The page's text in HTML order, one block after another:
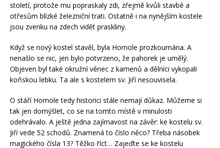
století, protože mu popraskaly zdi, zřejmě kvůli stavbě a
otřesům blízké železniční trati. Ostatně i na nynějším kostele
jsou zvenku na zdech vidět praskliny.
Když se nový kostel stavěl, byla Homole prozkoumána. A
nenašlo se nic, jen bylo potvrzeno, že pahorek je umělý.
Objeven byl také okružní věnec z kamenů a dělníci vykopali
koňskou lebku. Ta ale s kostelem sv. Jiří nesouvisela.
O stáří Homole tedy historici stále nemají důkaz. Můžeme si
tak jen domýšlet, co se na tomto místě v minulosti
odehrávalo. A ještě jedna zajímavost na závěr: ke kostelu sv.
Jiří vede 52 schodů. Znamená to číslo něco? Třeba násobek
magického čísla 13? Těžko říct… Zajeďte se ke kostelu